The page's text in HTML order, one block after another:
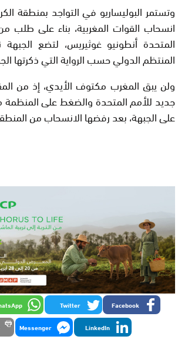
انسحاب القوات المغربية، بناء على طلب
المتحدة أنطونيو غوثيريس، لتضع
المنتظم الدولي حسب الرواية التي ذكرتها
ولن يبق المغرب مكتوف الأيدي، إذ من
جديد للأمم المتحدة والضغط على
على الجبهة، بعد رفضها الانسحاب من
Facebook
Twitter
LinkedIn
Messenger